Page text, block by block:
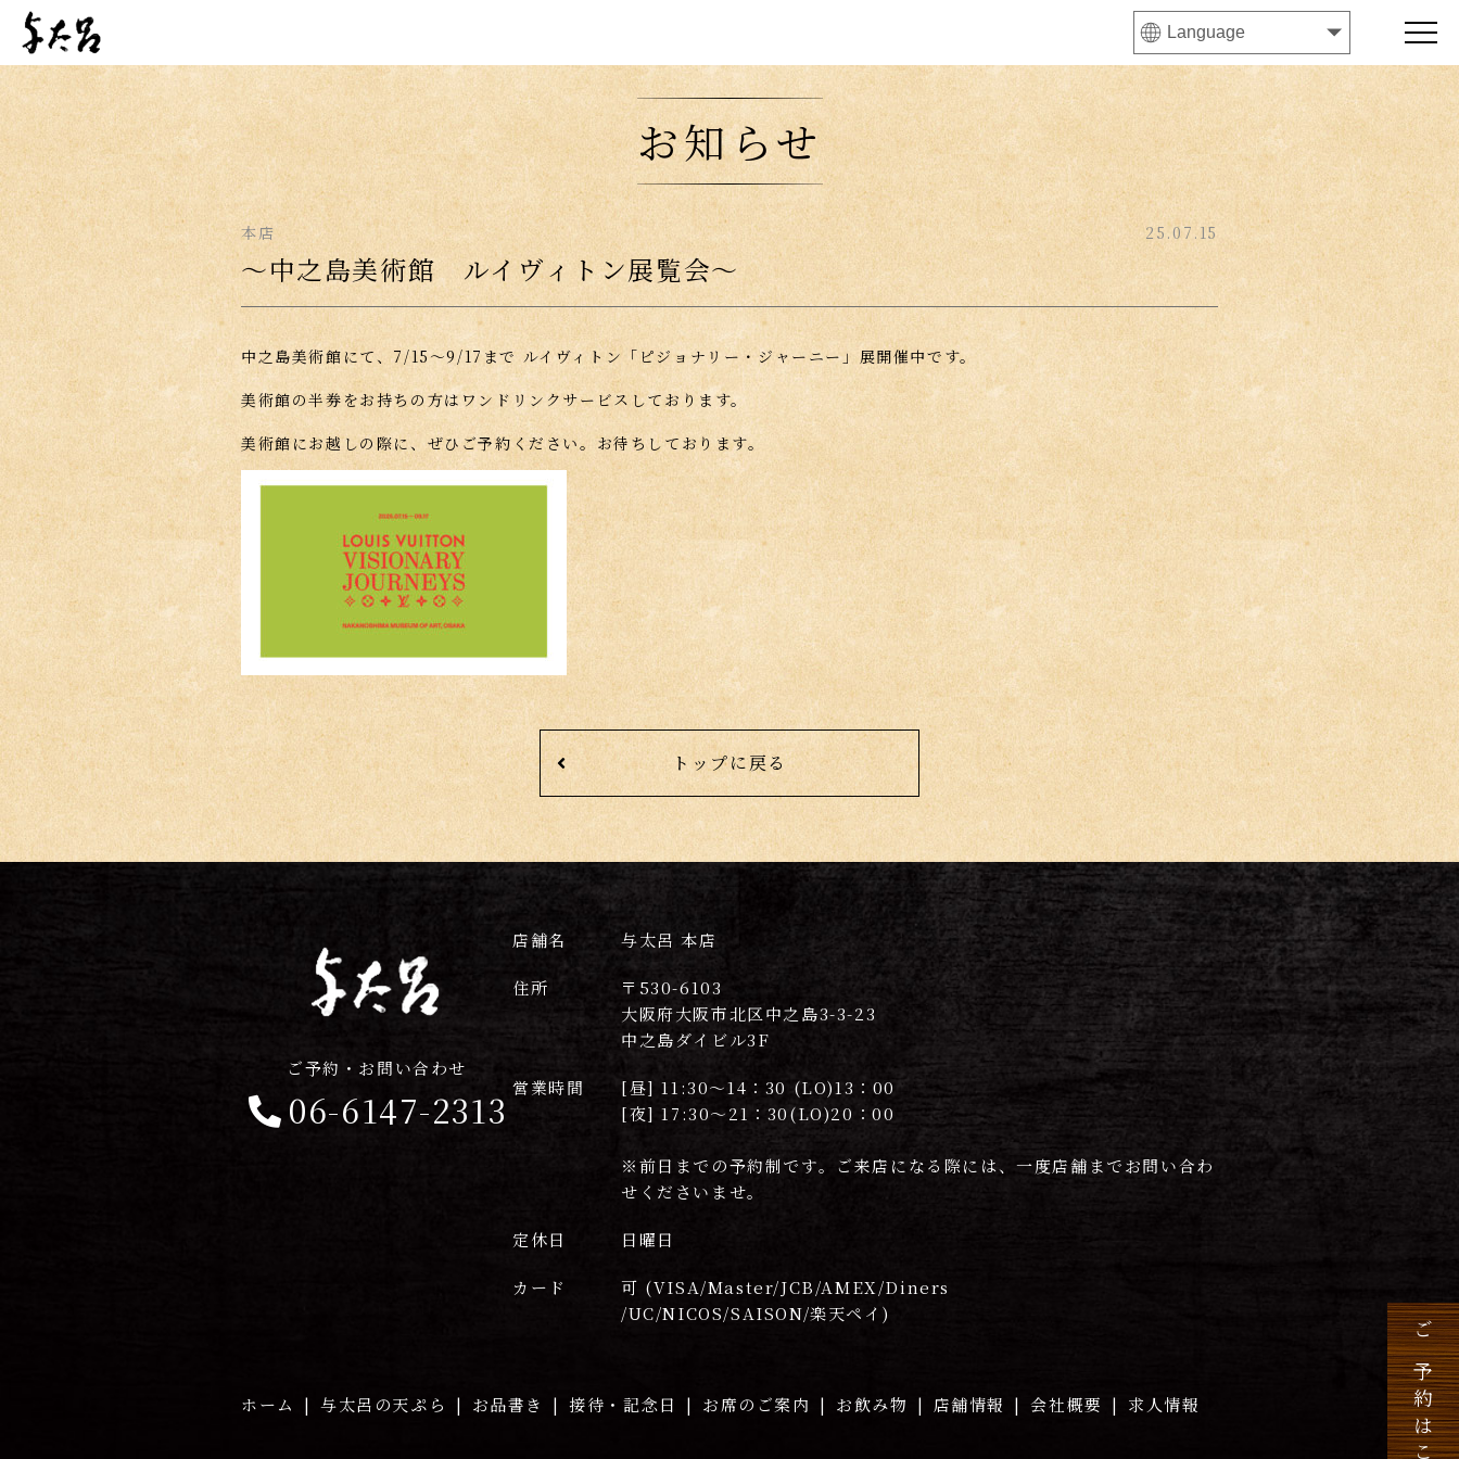
お知らせ
本店 25.07.15
〜中之島美術館 ルイヴィトン展覧会〜
中之島美術館にて、7/15〜9/17まで ルイヴィトン「ピジョナリー・ジャーニー」展開催中です。
美術館の半券をお持ちの方はワンドリンクサービスしております。
美術館にお越しの際に、ぜひご予約ください。お待ちしております。
トップに戻る
ご予約・お問い合わせ
06-6147-2313
店舗名 与太呂 本店
住所
〒530-6103
大阪府大阪市北区中之島3-3-23
中之島ダイビル3F
営業時間
[昼] 11:30〜14：30 (LO)13：00
[夜] 17:30〜21：30(LO)20：00
※前日までの予約制です。ご来店になる際には、一度店舗までお問い合わ
せくださいませ。
定休日 日曜日
カード
可 (VISA/Master/JCB/AMEX/Diners
/UC/NICOS/SAISON/楽天ペイ)
ホーム 与太呂の天ぷら お品書き 接待・記念日 お席のご案内 お飲み物 店舗情報 会社概要 求人情報